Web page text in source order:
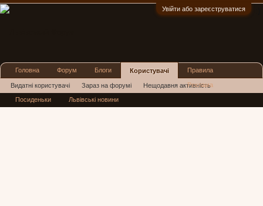
Увійти або зареєструватися
Головна Форум Блоги Користувачі
Видатні користувачі Зараз на форумі Нещодавня активність
Нові повідомлення профілю
Правила
Реклама
Посиденьки Львівські новини